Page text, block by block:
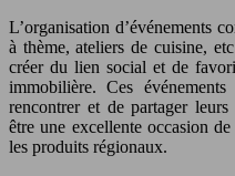
L’organisation d’événements
à thème, ateliers de cuisine,
créer du lien social et de
immobilière. Ces
rencontrer et de partager
être une excellente occasion
les produits régionaux.